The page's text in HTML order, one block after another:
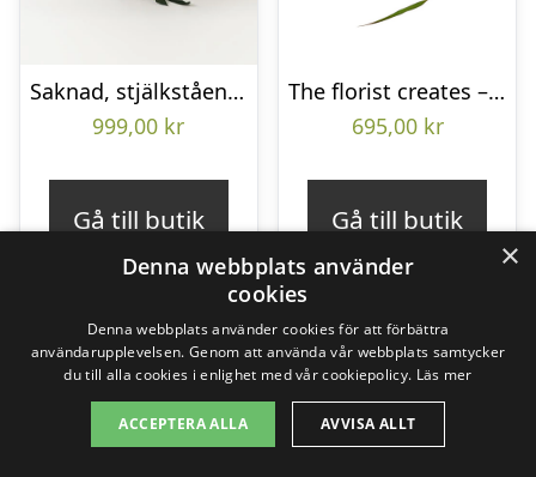
Saknad, stjälkstående bukett
999,00 kr
Gå till butik
The florist creates – Funeral bouquet
695,00 kr
Gå till butik
×
Denna webbplats använder
cookies
Denna webbplats använder cookies för att förbättra
användarupplevelsen. Genom att använda vår webbplats samtycker
du till alla cookies i enlighet med vår cookiepolicy. Läs mer
ACCEPTERA ALLA AVVISA ALLT